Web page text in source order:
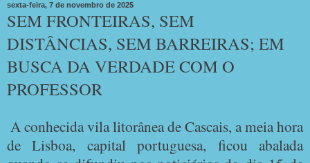
sexta-feira, 7 de novembro de 2025
SEM FRONTEIRAS, SEM
DISTÂNCIAS, SEM BARREIRAS; EM
BUSCA DA VERDADE COM O
PROFESSOR
A conhecida vila litorânea de Cascais, a meia hora
de Lisboa, capital portuguesa, ficou abalada